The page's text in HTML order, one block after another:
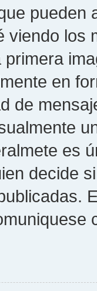
pueden
viendo los
primera
en
de
es
decide